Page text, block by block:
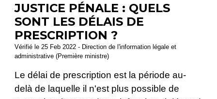
JUSTICE PÉNALE : QUELS
SONT LES DÉLAIS DE
PRESCRIPTION ?
Vérifié le 25 Feb 2022 - Direction de l'information légale et
administrative (Première ministre)
Le délai de prescription est la période au-
delà de laquelle il n'est plus possible de